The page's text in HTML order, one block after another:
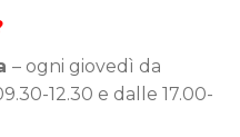
– ogni giovedì da
12.30 e dalle 17.00-